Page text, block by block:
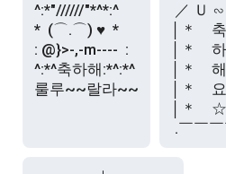
^:*"//////"*^*:^
*  (⌒.⌒) ♥  *
: @}>-,-m----  :
^:*^축하해:*^:*^
룰루~~랄라~~
／ Ｕ ∽
│＊　
│＊　
│＊　
│＊　
│＊　